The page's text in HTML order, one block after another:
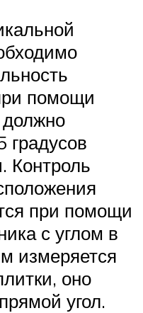
помощи
градусов
Контроль
при помощи
с углом в
измеряется
оно
угол.